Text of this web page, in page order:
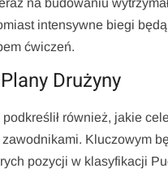
na budowaniu
intensywne biegi będą
ćwiczeń.
Drużyny
również, jakie
Kluczowym
pozycji w klasyfikacji